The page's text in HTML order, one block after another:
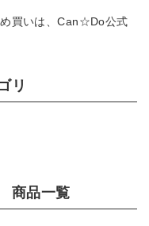
買いは、Can☆Do公式
リ
商品一覧